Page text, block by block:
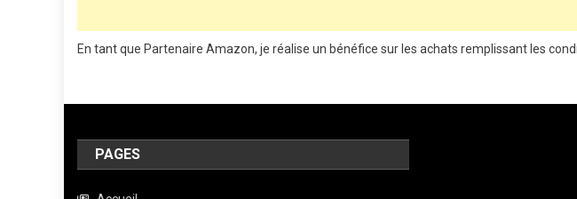
En tant que Partenaire Amazon, je réalise un bénéfice sur les achats remplissant les
PAGES